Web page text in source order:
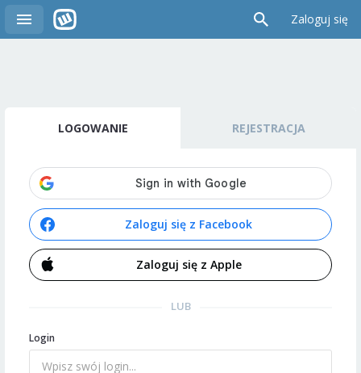
Zaloguj się
LOGOWANIE REJESTRACJA
Zaloguj się z Facebook
Zaloguj się z Apple
LUB
Login